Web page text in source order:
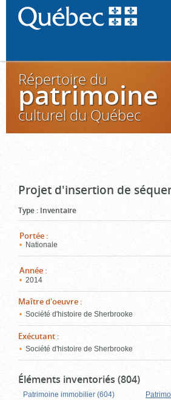
Répertoire du
patrimoine
culturel du Québec
Projet d'insertion de
Type : Inventaire
Portée :
Nationale
Année :
2014
Maître d'oeuvre :
Société d'histoire de Sherbrooke
Exécutant :
Société d'histoire de Sherbrooke
Éléments inventoriés (804)
Patrimoine immobilier (604)